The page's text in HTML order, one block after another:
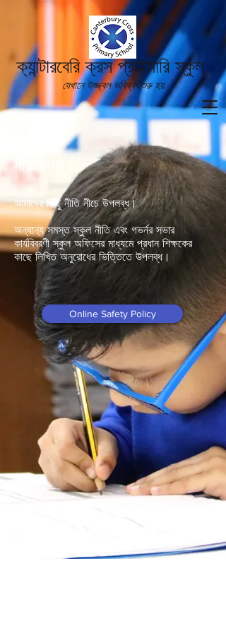
ক্যান্টারবেরি ক্রস প্রাইমারি স্কুল
যেখানে উজ্জ্বল ভবিষ্যৎ শুরু হয়
নীতিমালা
আমাদের কিছু নীতি নীচে উপলব্ধ।
অন্যান্য সমস্ত স্কুল নীতি এবং গভর্নর সভার
কার্যবিবরণী স্কুল অফিসের মাধ্যমে প্রধান শিক্ষকের
কাছে লিখিত অনুরোধের ভিত্তিতে উপলব্ধ।
Online Safety Policy